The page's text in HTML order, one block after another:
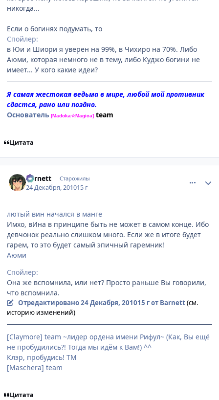
никогда...
Если о богинях подумать, то
Спойлер:
в Юи и Шиоpи я увеpен на 99%, в Чихиpо на 70%. Либо
Аюми, котоpая немного не в тему, либо Куджо богини не
имеет... У кого какие идеи?
Я самая жестокая ведьма в мире, любой мой противник
сдастся, рано или поздно.
Основатель [Madoka☆Magica] team
Цитата
Barnett Старожилы
24 Декабря, 201015 г
лютый вин начался в манге
Имхо, вИна в принципе быть не может в самом конце. Ибо
девчонок реально слишком много. Если же в итоге будет
гарем, то это будет самый эпичный гаремник!
Аюми
Спойлер:
Она же вспомнила, или нет? Просто раньше Вы говорили,
что вспомнила.
Отредактировано24 Декабря, 201015 гот Barnett(см.
историю изменений)
[Claymore] team ~лидер ордена имени Рифул~ (Как, Вы ещё
не пробудились?! Тогда мы идём к Вам!) ^^
Клэр, пробудись! ТМ
[Maschera] team
Цитата